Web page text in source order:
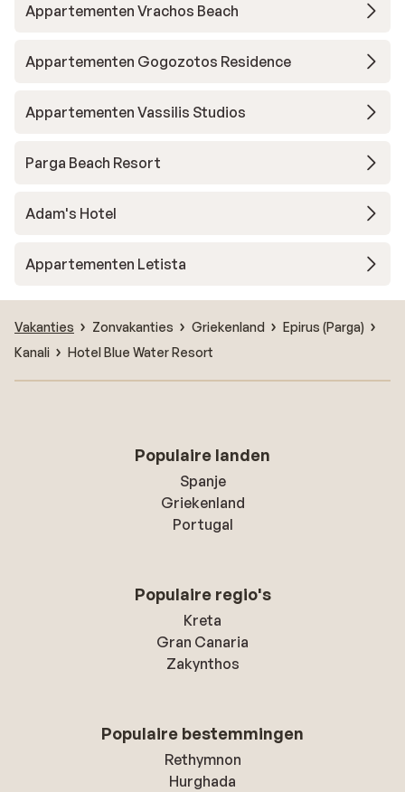
Appartementen Vrachos Beach
Appartementen Gogozotos Residence
Appartementen Vassilis Studios
Parga Beach Resort
Adam's Hotel
Appartementen Letista
Vakanties Zonvakanties Griekenland
Epirus (Parga)
Kanali
Hotel Blue Water Resort
Populaire landen
Spanje
Griekenland
Portugal
Populaire regio's
Kreta
Gran Canaria
Zakynthos
Populaire bestemmingen
Rethymnon
Hurghada